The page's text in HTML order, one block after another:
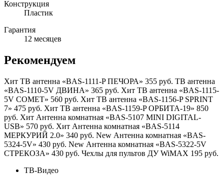
Конструкция
Пластик
Гарантия
12 месяцев
Рекомендуем
Хит ТВ антенна «BAS-1111-P ПЕЧОРА» 355 руб. ТВ антенна
«BAS-1110-5V ДВИНА» 365 руб. Хит ТВ антенна «BAS-1115-
5V COMET» 560 руб. Хит ТВ антенна «BAS-1156-P SPRINT
7» 475 руб. Хит ТВ антенна «BAS-1159-P ОРБИТА-19» 850
руб. Хит Антенна комнатная «BAS-5107 MINI DIGITAL-
USB» 570 руб. Хит Антенна комнатная «BAS-5114
МЕРКУРИЙ 2.0» 340 руб. New Антенна комнатная «BAS-
5324-5V» 430 руб. New Антенна комнатная «BAS-5322-5V
СТРЕКОЗА» 430 руб. Чехлы для пультов ДУ WiMAX 195 руб.
ТВ-Видео